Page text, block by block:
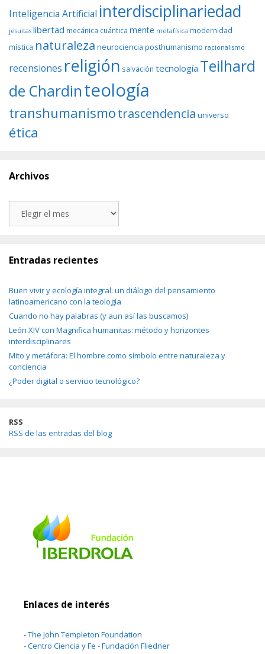
Inteligencia Artificial interdisciplinariedad
jesuitas libertad mecánica cuántica mente metafísica modernidad
mística naturaleza neurociencia posthumanismo racionalismo
recensiones religión salvación tecnología Teilhard
de Chardinteología
transhumanismotrascendencia universo
ética
Archivos
Entradas recientes
Buen vivir y ecología integral: un diálogo del pensamiento
latinoamericano con la teología
Cuando no hay palabras (y aun así las buscamos)
León XIV con Magnifica humanitas: método y horizontes
interdisciplinares
Mito y metáfora: El hombre como símbolo entre naturaleza y
conciencia
¿Poder digital o servicio tecnológico?
RSS
RSS de las entradas del blog
Enlaces de interés
-The John Templeton Foundation
-Centro Ciencia y Fe - Fundación Fliedner